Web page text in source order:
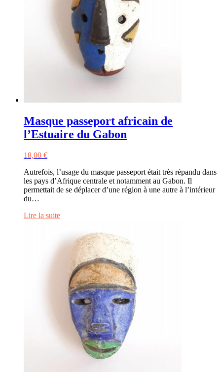
Masque passeport africain de
l’Estuaire du Gabon
18,00 €
Autrefois, l’usage du masque passeport était très répandu dans
les pays d’Afrique centrale et notamment au Gabon. Il
permettait de se déplacer d’une région à une autre à l’intérieur
du…
Lire la suite